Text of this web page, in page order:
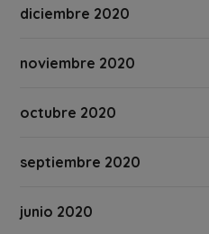
diciembre 2020
noviembre 2020
octubre 2020
septiembre 2020
junio 2020